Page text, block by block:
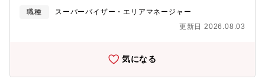
な給食のご提供。離乳食・幼児食には健全な成長をするための充
分な栄養があることはもちろんのこと、こどもたちが食べやす
い、食べたくなるよう形状や色彩も大切にしています。また、こ
ております。この目標実現の為に社を挙げて食材及びメニュー開
職種
スーパーバイザー・エリアマネージャー
更新日 2026.08.03
気になる